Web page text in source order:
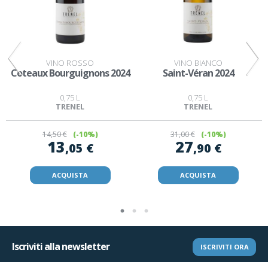
VINO ROSSO
Coteaux Bourguignons 2024
0,75 L
TRENEL
14,50 € (-10%)
13,05 €
ACQUISTA
VINO BIANCO
Saint-Véran 2024
0,75 L
TRENEL
31,00 € (-10%)
27,90 €
ACQUISTA
Iscriviti alla newsletter ISCRIVITI ORA